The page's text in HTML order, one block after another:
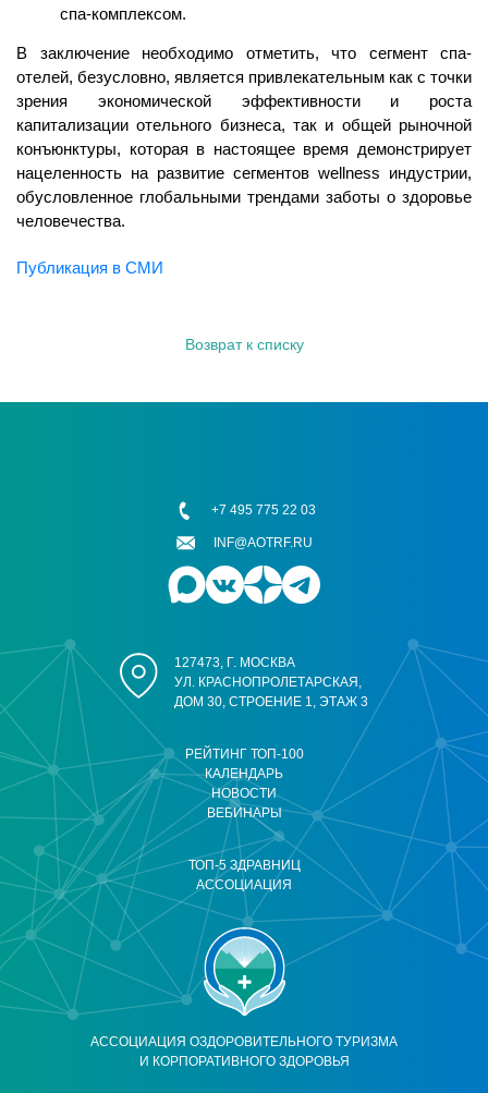
спа-комплексом.
В заключение необходимо отметить, что сегмент спа-
отелей, безусловно, является привлекательным как с точки
зрения экономической эффективности и роста
капитализации отельного бизнеса, так и общей рыночной
конъюнктуры, которая в настоящее время демонстрирует
нацеленность на развитие сегментов wellness индустрии,
обусловленное глобальными трендами заботы о здоровье
человечества.
Публикация в СМИ
Возврат к списку
АССОЦИАЦИЯ ОЗДОРОВИТЕЛЬНОГО ТУРИЗМА
И КОРПОРАТИВНОГО ЗДОРОВЬЯ
РЕЙТИНГ ТОП-100
КАЛЕНДАРЬ
НОВОСТИ
ВЕБИНАРЫ
ТОП-5 ЗДРАВНИЦ
АССОЦИАЦИЯ
127473, Г. МОСКВА
УЛ. КРАСНОПРОЛЕТАРСКАЯ,
ДОМ 30, СТРОЕНИЕ 1, ЭТАЖ 3
+7 495 775 22 03
INF@AOTRF.RU